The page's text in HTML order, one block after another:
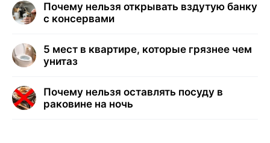
Почему нельзя открывать вздутую банку
с консервами
5 мест в квартире, которые грязнее чем
унитаз
Почему нельзя оставлять посуду в
раковине на ночь